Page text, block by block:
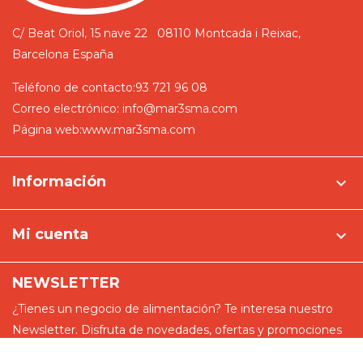
C/ Beat Oriol, 15 nave 22
08110 Montcada i Reixac,
Barcelona España
Teléfono de contacto:93 721 96 08
Correo electrónico: info@mar3sma.com
Página web:www.mar3sma.com
Información 
Mi cuenta 
NEWSLETTER
¿Tienes un negocio de alimentación? Te interesa nuestro
Newsletter. Disfruta de novedades, ofertas y promociones